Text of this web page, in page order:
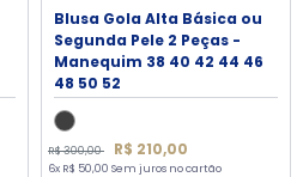
Blusa Gola Alta Básica ou
Segunda Pele 2 Peças -
Manequim 38 40 42 44 46
48 50 52
R$ 300,00 R$ 210,00
6x R$ 50,00 Sem juros no cartão